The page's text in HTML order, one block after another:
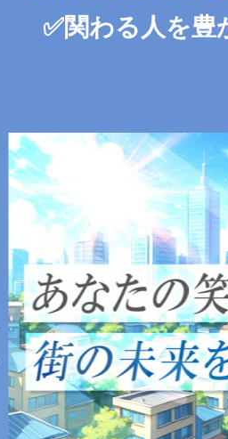
✅関わる人を豊